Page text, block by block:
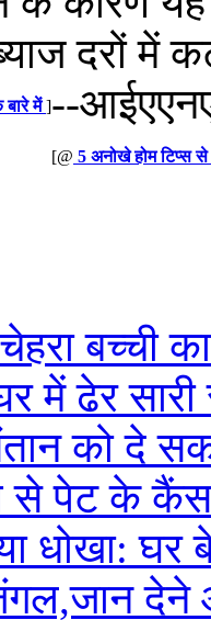
दरों में
--
बारे में]
[@ 5 अनोखे होम टिप्स
बच्ची
में ढेर
को दे
से पेट के
धोखा: घर
देने